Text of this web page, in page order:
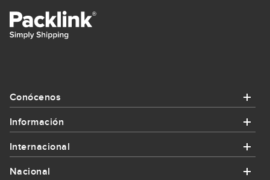
Conócenos
Conócenos
Información
Información
Internacional
Nacional